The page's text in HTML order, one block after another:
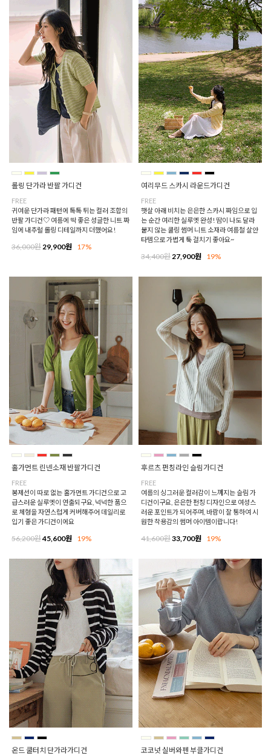
롤링 단가라 반팔 가디건
FREE
귀여운 단가라 패턴에 톡톡 튀는 컬러 조합의
반팔 가디건♡ 여름에 딱 좋은 성글한 니트 짜
임에 내추럴 롤링 디테일까지 더했어요!
36,000원 29,900원 17%
여리무드 스카시 라운드가디건
FREE
햇살 아래 비치는 은은한 스카시 짜임으로 입
는 순간 여리한 실루엣 완성! 땀이 나도 달라
붙지 않는 쿨링 썸머 니트 소재라 여름철 살안
타템으로 가볍게 툭 걸치기 좋아요~
34,400원 27,900원 19%
홀가먼트 린넨소재 반팔가디건
FREE
봉제선이 따로 없는 홀가먼트 가디건으로 고
급스러운 실루엣이 연출되구요, 넉넉한 품으
로 체형을 자연스럽게 커버해주어 데일리로
입기 좋은 가디건이에요
56,200원45,600원 19%
후르츠 펀칭라인 슬림가디건
FREE
여름의 싱그러운 컬러감이 느껴지는 슬림 가
디건이구요, 은은한 펀칭 디자인으로 여성스
러운 포인트가 되어주며, 바람이 잘 통하여 시
원한 착용감의 썸머 아이템이랍니다!
41,600원33,700원 19%
온드 쿨터치 단가라가디건 코코넛 실버와펜 부클가디건